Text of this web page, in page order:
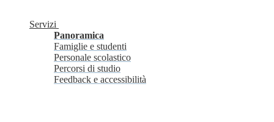
Servizi
Panoramica
Famiglie e studenti
Personale scolastico
Percorsi di studio
Feedback e accessibilità